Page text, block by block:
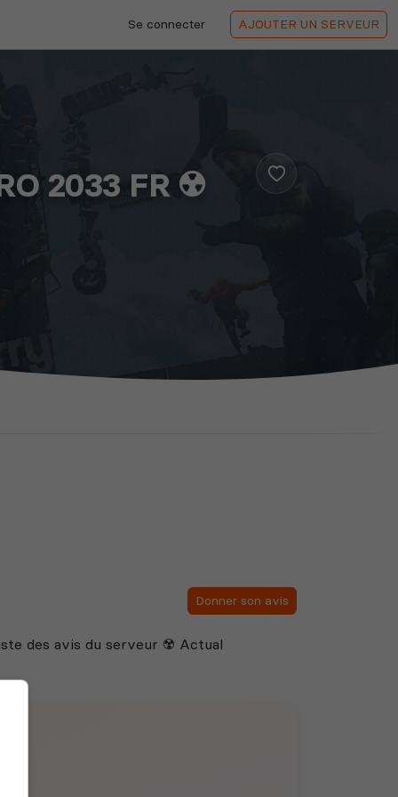
Se connecter AJOUTER UN SERVEUR
2033 FR ☢️
Donner son avis
des avis du serveur ☢️ Actual